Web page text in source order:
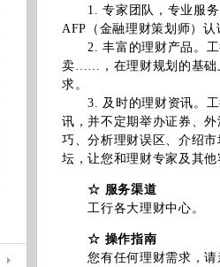
1. 专家团队，专业服务
AFP（金融理财策划师）
2. 丰富的理财产品。工
卖……，在理财规划的基础
求。
3. 及时的理财资讯。工
讯，并不定期举办证券、
巧、分析理财误区、介绍
坛，让您和理财专家及其
☆ 服务渠道
工行各大理财中心。
☆ 操作指南
您有任何理财需求，请